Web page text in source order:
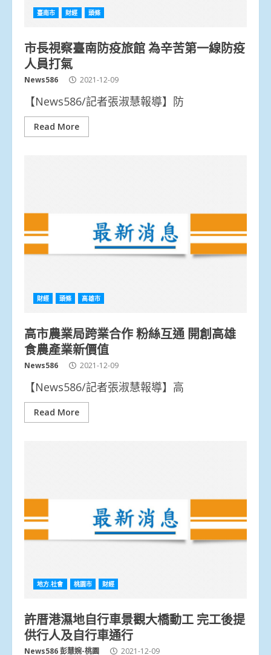
臺南市 財經 頭條
市長視察臺南防疫旅館 為辛苦第一線防疫
人員打氣
News586 2021-12-09
【News586/記者張淑慧報導】防
Read More
財經 頭條 高雄市
高市農業局跨業合作 粉絲互通 開創高雄
食農產業新價值
News586 2021-12-09
【News586/記者張淑慧報導】高
Read More
地方.社會 桃園市 財經
許厝港濕地自行車景觀大橋動工 完工後提
供行人及自行車通行
News586 彭慧婉-桃園 2021-12-09